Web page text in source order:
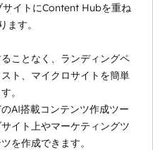
イトにContent Hubを重ね
ます。
ことなく、ランディングペ
ト、マイクロサイトを簡単
。
AI搭載コンテンツ作成ツー
イト上やマーケティングツ
を作成できます。